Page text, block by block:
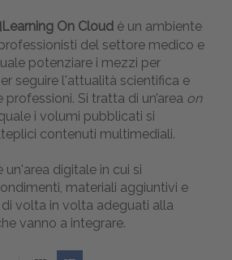
Learning On Cloud è un ambiente
del settore medico e
potenziare i mezzi per
seguire l'attualità scientifica e
Si tratta di un’area on
i volumi pubblicati si
contenuti multimediali.
un'area digitale in cui si
materiali aggiuntivi e
volta in volta adeguati alla
vanno a integrare.